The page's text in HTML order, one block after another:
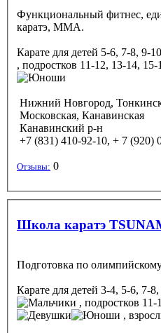
Функциональный фитнес,
каратэ, ММА.
Карате для детей 5-6, 7-8, 9-
, подростков 11-12, 13-14, 15-
Нижний Новгород,
Московская, Канавинская
Канавинский р-н
+7 (831) 410-92-10, + 7 (920)
Отзывы: 0
Школа каратэ
Подготовка по
Карате для детей 3-4, 5-6, 7-
, подростков
,